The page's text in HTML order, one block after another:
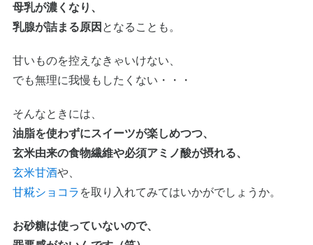
母乳が濃くなり、
乳腺が詰まる原因 となることも。
甘いものを控えなきゃいけない、
でも無理に我慢もしたくない・・・
そんなときには、
油脂を使わずにスイーツが楽しめつつ、
玄米由来の食物繊維や必須アミノ酸が摂れる、
玄米甘酒や、
甘糀ショコラ を取り入れてみてはいかがでしょうか。
お砂糖は使っていないので、